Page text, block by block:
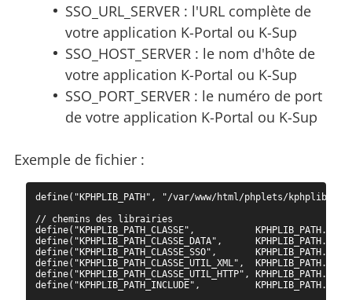
SSO_URL_SERVER : l'URL complète de
votre application K-Portal ou K-Sup
SSO_HOST_SERVER : le nom d'hôte de
votre application K-Portal ou K-Sup
SSO_PORT_SERVER : le numéro de port
de votre application K-Portal ou K-Sup
Exemple de fichier :
define("KPHPLIB_PATH", "/var/www/html/phplets/kphplib5/
// chemins des librairies
define("KPHPLIB_PATH_CLASSE",
define("KPHPLIB_PATH_CLASSE_DATA",
define("KPHPLIB_PATH_CLASSE_SSO",
define("KPHPLIB_PATH_CLASSE_UTIL_XML",
define("KPHPLIB_PATH_CLASSE_UTIL_HTTP",
define("KPHPLIB_PATH_INCLUDE",